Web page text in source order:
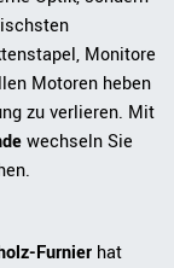
Monitore
Motoren heben
zu verlieren. Mit
wechseln Sie
Furnier hat